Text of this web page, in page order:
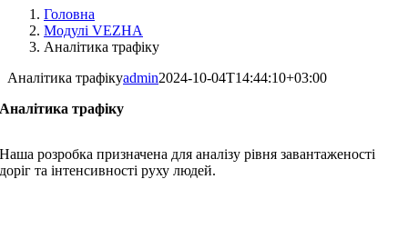
Головна
Модулі VEZHA
Аналітика трафіку
Аналітика трафікуadmin2024-10-04T14:44:10+03:00
Аналітика трафіку
Наша розробка призначена для аналізу рівня завантаженості
доріг та інтенсивності руху людей.